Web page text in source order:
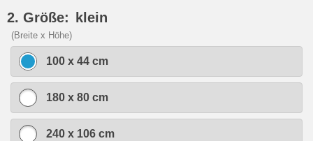
2. Größe: klein
(Breite x Höhe)
100 x 44 cm
180 x 80 cm
240 x 106 cm